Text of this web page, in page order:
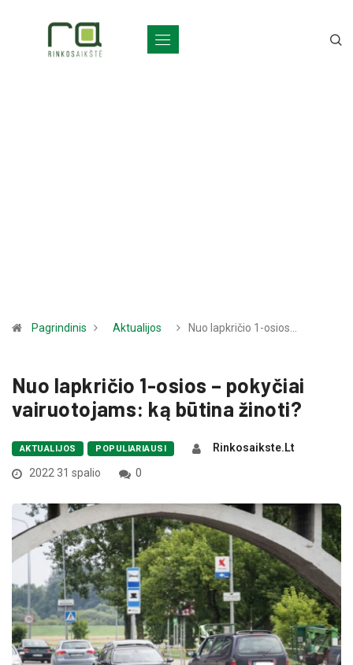
Pagrindinis Aktualijos Nuo lapkričio 1-osios…
Nuo lapkričio 1-osios – pokyčiai
vairuotojams: ką būtina žinoti?
AKTUALIJOS POPULIARIAUSI
Rinkosaikste.lt
2022 31 spalio
0